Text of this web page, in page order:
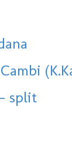
split